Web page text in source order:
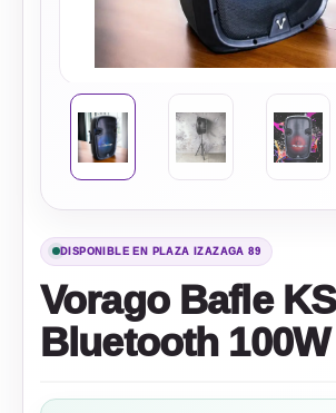
DISPONIBLE EN PLAZA IZAZAGA 89
Vorago Bafle
Bluetooth 100W